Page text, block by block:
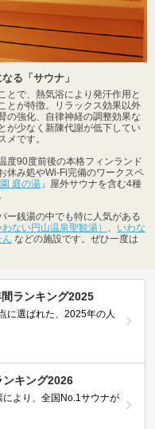
る「サウナ」
とで、熱気浴により発汗作用と
とが特徴。リラックス効果以外
の強化、自律神経の調整効果な
が少なく新陳代謝が低下してい
メです。
度90度前後の本格フィンランド
休み処やWi-Fi完備のワークスペ
庭の湯 」屋外サウナを含む4種
ー銭湯の中でも特に人気がある
ない円山温泉聖観湯） 、 いわな
ん などの施設です。ぜひ一度は
ランキング2025
に選ばれた、2025年の人
ンキング2026
より、全国No.1サウナが